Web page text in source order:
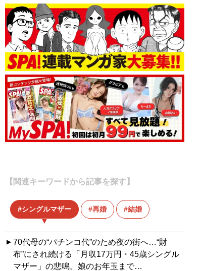
【関連キーワードから記事を探す】
シングルマザー 再婚 結婚
70代母の“パチンコ代”のため夜の街へ…“財
布”にされ続ける「月収17万円・45歳シングル
マザー」の悲鳴。娘のお年玉まで…